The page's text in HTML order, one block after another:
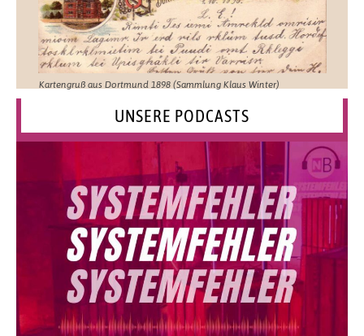
Kartengruß aus Dortmund 1898 (Sammlung Klaus Winter)
UNSERE PODCASTS